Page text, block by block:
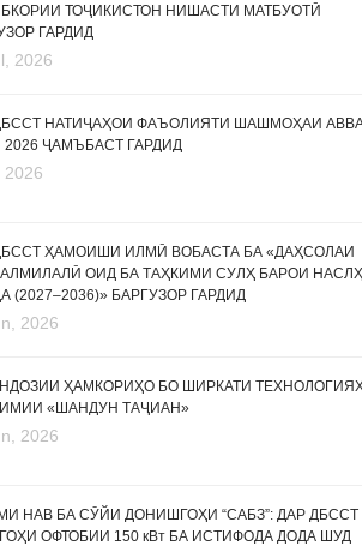
ТОҶИКИСТОН НИШАСТИ МАТБУОТӢ
ГАРДИД
2026
НАТИҶАҲОИ ФАЪОЛИЯТИ ШАШМОҲАИ
ҶАМЪБАСТ ГАРДИД
2026
ҲАМОИШИ ИЛМӢ ВОБАСТА БА «ДАҲСОЛАИ
ОИД БА ТАҲКИМИ СУЛҲ БАРОИ
(2027–2036)» БАРГУЗОР ГАРДИД
2026
ҲАМКОРИҲО БО ШИРКАТИ
«ШАНДУН ТАҶИАН»
2026
НАВ БА СӮЙИ ДОНИШГОҲИ “САБЗ”: ДАР ДБССТ
ОФТОБИИ 150 кВт БА ИСТИФОДА ДОДА ШУД